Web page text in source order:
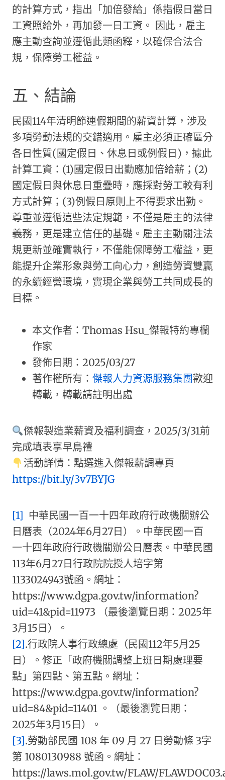
的計算方式，指出「加倍發給」係指假日當日
工資照給外，再加發一日工資。 ​因此，雇主
應主動查詢並遵循此類函釋，以確保合法合
規，保障勞工權益。
五、結論
民國114年清明節連假期間的薪資計算，涉及
多項勞動法規的交錯適用。雇主必須正確區分
各日性質(國定假日、休息日或例假日)，據此
計算工資：(1)國定假日出勤應加倍給薪；(2)
國定假日與休息日重疊時，應採對勞工較有利
方式計算；(3)例假日原則上不得要求出勤。
尊重並遵循這些法定規範，不僅是雇主的法律
義務，更是建立信任的基礎。雇主主動關注法
規更新並確實執行，不僅能保障勞工權益，更
能提升企業形象與勞工向心力，創造勞資雙贏
的永續經營環境，實現企業與勞工共同成長的
目標。
本文作者：Thomas Hsu_傑報特約專欄
作家
發佈日期：2025/03/27
著作權所有： 傑報人力資源服務集團歡迎
轉載，轉載請註明出處
傑報製造業薪資及福利調查，2025/3/31前
完成填表享早鳥禮
活動詳情：點選進入傑報薪調專頁
https://bit.ly/3v7BYJG
[1] 中華民國一百一十四年政府行政機關辦公
日曆表（2024年6月27日）。中華民國一百
一十四年政府行政機關辦公日曆表。中華民國
113年6月27日行政院院授人培字第
1133024943號函。網址：
https://www.dgpa.gov.tw/information?
uid=41&pid=11973 （最後瀏覽日期：2025年
3月15日）。
[2].行政院人事行政總處（民國112年5月25
日）。修正「政府機關調整上班日期處理要
點」第四點、第五點。網址：
https://www.dgpa.gov.tw/information?
uid=84&pid=11401 。（最後瀏覽日期：
2025年3月15日）。
[3].勞動部民國 108 年 09 月 27 日勞動條 3字
第 1080130988 號函。網址：
https://laws.mol.gov.tw/FLAW/